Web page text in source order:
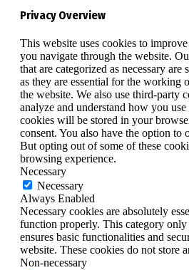
Privacy Overview
This website uses cookies to
you navigate through the website.
that are categorized as necessary
as they are essential for the working
the website. We also use third-party
analyze and understand how you
cookies will be stored in your
consent. You also have the option to
But opting out of some of these
browsing experience.
Necessary
Necessary
Always Enabled
Necessary cookies are absolutely
function properly. This category
ensures basic functionalities and
website. These cookies do not store
Non-necessary